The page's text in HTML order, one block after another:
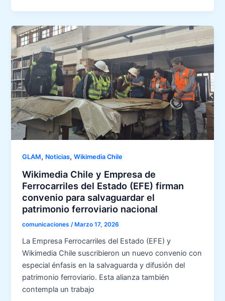
GLAM, Noticias,Wikimedia Chile
Wikimedia Chile y Empresa de
Ferrocarriles del Estado (EFE) firman
convenio para salvaguardar el
patrimonio ferroviario nacional
comunicaciones/ Marzo 17, 2026
La Empresa Ferrocarriles del Estado (EFE) y
Wikimedia Chile suscribieron un nuevo convenio con
especial énfasis en la salvaguarda y difusión del
patrimonio ferroviario. Esta alianza también
contempla un trabajo